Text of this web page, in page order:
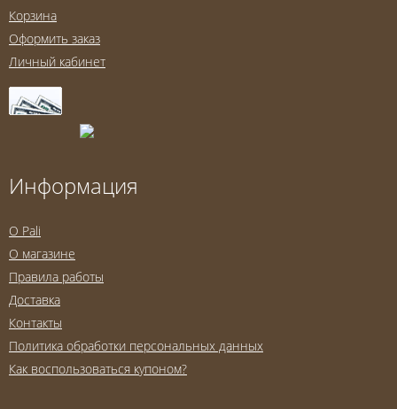
Корзина
Оформить заказ
Личный кабинет
Информация
O Pali
О магазине
Правила работы
Доставка
Контакты
Политика обработки персональных данных
Как воспользоваться купоном?